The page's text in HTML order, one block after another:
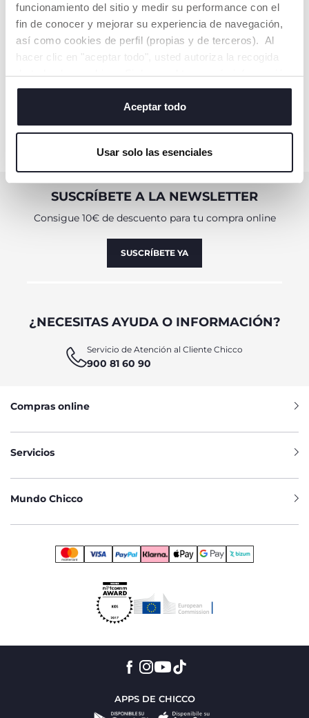
funcionamiento del sitio y medir su performance con el
fin de conocer y mejorar su experiencia de navegación,
así como cookies de perfil (propias y de terceros). Al
hacer clic en "aceptar todo", usted autoriza la recogida
de todas las cookies. Si desea obtener más información
o cambiar o revocar el consentimiento de todas o
algunas cookies, haga clic en "mostrar detalles". Al
cerrar este banner, usted consiente en utilizar
servicio solicitado.
Aceptar todo
Usar solo las esenciales
Puedes escribir a nuestroServicio de Atención al Cliente
utilizandochat online.
O contactar con nuestro Servicio de Atención al Cliente
llamando alteléfono900 81 60 90*o escribirnos a través
del formulario de contacto
* Teléfono de contacto desde línea fija y móvil, activa de lunes a jueves
SUSCRÍBETE A LA NEWSLETTER
Consigue 10€ de descuento para tu compra online
SUSCRÍBETE YA
¿NECESITAS AYUDA O INFORMACIÓN?
Servicio de Atención al Cliente Chicco
900 81 60 90
Compras online
Servicios
Mundo Chicco
APPS DE CHICCO